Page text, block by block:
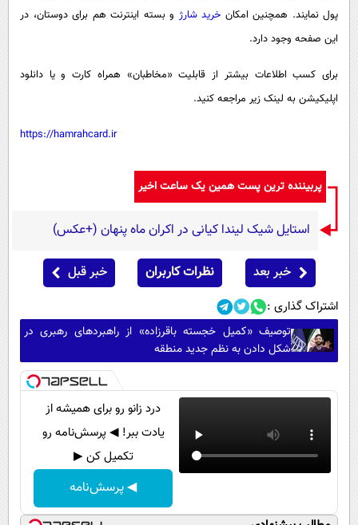
پول نمایند. همچنین امکان خرید شارژ و بسته اینترنت هم برای دوستان، در
این صفحه وجود دارد.
برای کسب اطلاعات بیشتر از قابلیت «مخاطبان» همراه کارت و یا دانلود
اپلیکیشن به لینک زیر مراجعه کنید.
https://hamrahcard.ir
پربیننده ترین پست همین یک ساعت اخیر
استایل شیک لیندا کیانی در اکران ماه پنهان (+عکس)
خبر بعد نظرات کاربران خبر قبل
اشتراک گذاری :
توصیف «کمیل خجسته باقرزاده» از راهبردهای رهبری در
شکل دادن به نظم جدید منطقه
درد زانو رو برای همیشه از
یادت ببر! ◀ پرسش‌نامه رو
تکمیل کن ▶
◀ پرسش‌نامه